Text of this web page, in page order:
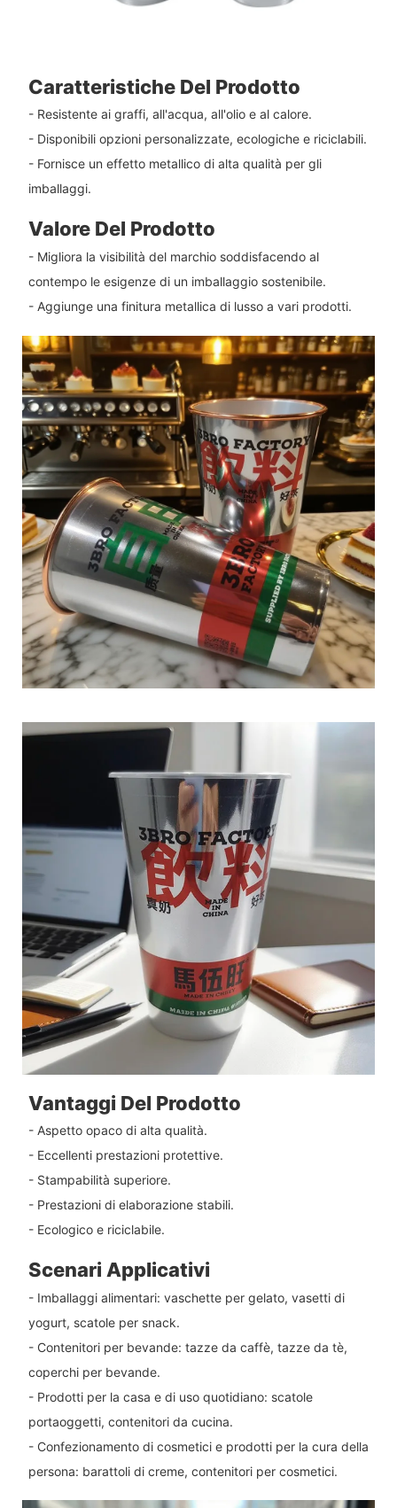
Caratteristiche Del Prodotto
- Resistente ai graffi, all'acqua, all'olio e al calore.
- Disponibili opzioni personalizzate, ecologiche e riciclabili.
- Fornisce un effetto metallico di alta qualità per gli
imballaggi.
Valore Del Prodotto
- Migliora la visibilità del marchio soddisfacendo al
contempo le esigenze di un imballaggio sostenibile.
- Aggiunge una finitura metallica di lusso a vari prodotti.
Vantaggi Del Prodotto
- Aspetto opaco di alta qualità.
- Eccellenti prestazioni protettive.
- Stampabilità superiore.
- Prestazioni di elaborazione stabili.
- Ecologico e riciclabile.
Scenari Applicativi
- Imballaggi alimentari: vaschette per gelato, vasetti di
yogurt, scatole per snack.
- Contenitori per bevande: tazze da caffè, tazze da tè,
coperchi per bevande.
- Prodotti per la casa e di uso quotidiano: scatole
portaoggetti, contenitori da cucina.
- Confezionamento di cosmetici e prodotti per la cura della
persona: barattoli di creme, contenitori per cosmetici.